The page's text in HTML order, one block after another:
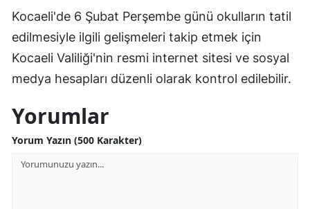
Karaman
Kırıkkale
Batman
Kocaeli'de 6 Şubat Perşembe günü okulların tatil
edilmesiyle ilgili gelişmeleri takip etmek için
Kocaeli Valiliği'nin resmi internet sitesi ve sosyal
medya hesapları düzenli olarak kontrol edilebilir.
Yorumlar
Yorum Yazın (500 Karakter)